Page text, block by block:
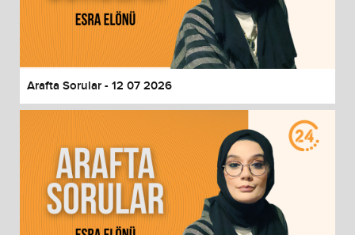
Arafta Sorular - 12 07 2026